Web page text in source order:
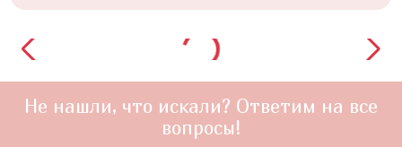
Не нашли, что искали? Ответим на все
вопросы!